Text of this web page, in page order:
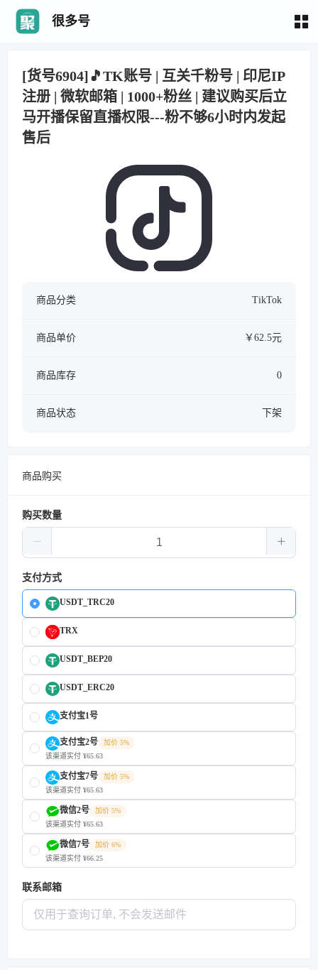
很多号
[货号6904]🎵TK账号 | 互关千粉号 | 印尼IP
注册 | 微软邮箱 | 1000+粉丝 | 建议购买后立
马开播保留直播权限---粉不够6小时内发起
售后
商品分类 TikTok
商品单价 ￥62.5元
商品库存 0
商品状态 下架
商品购买
购买数量
支付方式
USDT_TRC20
TRX
USDT_BEP20
USDT_ERC20
支付宝1号
支付宝2号
加价 5%
该渠道实付 ¥65.63
支付宝7号
加价 5%
该渠道实付 ¥65.63
微信2号
加价 5%
该渠道实付 ¥65.63
微信7号
加价 6%
该渠道实付 ¥66.25
联系邮箱